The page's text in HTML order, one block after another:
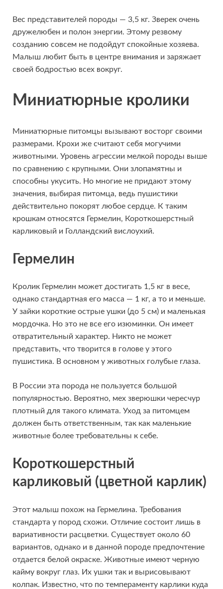
Вес представителей породы — 3,5 кг. Зверек очень
дружелюбен и полон энергии. Этому резвому
созданию совсем не подойдут спокойные хозяева.
Малыш любит быть в центре внимания и заряжает
своей бодростью всех вокруг.
Миниатюрные кролики
Миниатюрные питомцы вызывают восторг своими
размерами. Крохи же считают себя могучими
животными. Уровень агрессии мелкой породы выше
по сравнению с крупными. Они злопамятны и
способны укусить. Но многие не придают этому
значения, выбирая питомца, ведь пушистики
действительно покорят любое сердце. К таким
крошкам относятся Гермелин, Короткошерстный
карликовый и Голландский вислоухий.
Гермелин
Кролик Гермелин может достигать 1,5 кг в весе,
однако стандартная его масса — 1 кг, а то и меньше.
У зайки короткие острые ушки (до 5 см) и маленькая
мордочка. Но это не все его изюминки. Он имеет
отвратительный характер. Никто не может
представить, что творится в голове у этого
пушистика. В основном у животных голубые глаза.
В России эта порода не пользуется большой
популярностью. Вероятно, мех зверюшки чересчур
плотный для такого климата. Уход за питомцем
должен быть ответственным, так как маленькие
животные более требовательны к себе.
Короткошерстный
карликовый (цветной карлик)
Этот малыш похож на Гермелина. Требования
стандарта у пород схожи. Отличие состоит лишь в
вариативности расцветки. Существует около 60
вариантов, однако и в данной породе предпочтение
отдается белой окраске. Животные имеют черную
кайму вокруг глаз. Их ушки так и вырисовывают
колпак. Известно, что по темпераменту карлики куда